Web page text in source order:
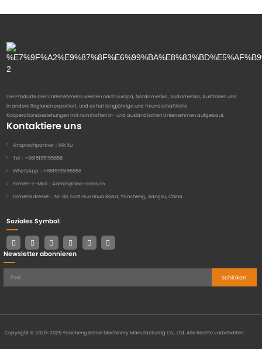
Die Produkte des Unternehmens werden nach Europa, Nordamerika, Südamerika, Australien und
in andere Regionen exportiert, und es hat langjährige und freundschaftliche
Kooperationsbeziehungen mit namhaften in- und ausländischen Unternehmen aufgebaut.
Kontaktiere uns
Ansprechpartner： Nik Xu
Tel： +8615195155858
WhatsApp： +8615195155858
Firmen-E-Mail： Admin@sino-cross.cn
Firmenadresse： Nr. 88, East Guanhua Road, Yancheng, Jiangsu, China
Soziales Symbol:
Newsletter abonnieren
schicken
Copyright © 2020-2025 Yancheng Kerise Machinery Manufacturing Co., Ltd. Alle Rechte vorbehalten.